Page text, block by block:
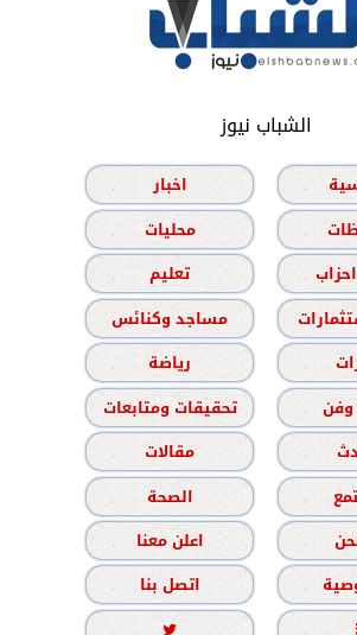
الشباب نيوز
اخبار
محليات
تعليم
مساجد وكنائس
رياضة
وفن
تحقيقات ومتابعات
مقالات
الصحة
اعلن معنا
اتصل بنا